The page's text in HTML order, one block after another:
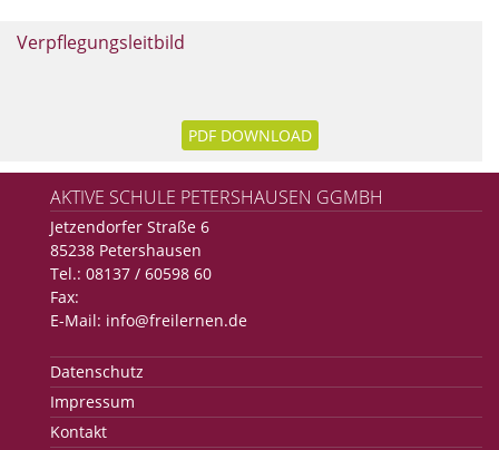
Verpflegungsleitbild
PDF DOWNLOAD
AKTIVE SCHULE PETERSHAUSEN GGMBH
Jetzendorfer Straße 6
85238 Petershausen
Tel.: 08137 / 60598 60
Fax:
E-Mail: info@freilernen.de
Datenschutz
Impressum
Kontakt